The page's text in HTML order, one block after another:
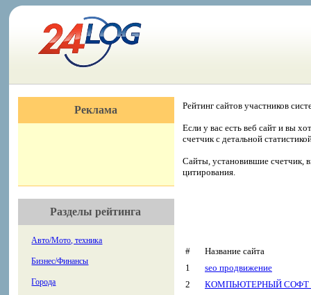
Реклама
Разделы рейтинга
Авто/Мото, техника
Бизнес/Финансы
Города
Рейтинг сайтов участников
Если у вас есть веб сайт и вы
счетчик с детальной
Сайты, установившие счетчик,
цитирования.
#
Название сайта
1
seo продвижение
2
КОМПЬЮТЕРНЫЙ СОФТ